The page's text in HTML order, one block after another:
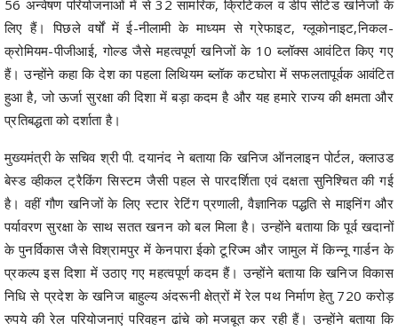
56 अन्वेषण परियोजनाओं में से 32 सामरिक, क्रिटिकल व डीप सीटेड खनिजों के
लिए हैं। पिछले वर्षों में ई-नीलामी के माध्यम से ग्रेफाइट, ग्लूकोनाइट,निकल-
क्रोमियम-पीजीआई, गोल्ड जैसे महत्वपूर्ण खनिजों के 10 ब्लॉक्स आवंटित किए गए
हैं। उन्होंने कहा कि देश का पहला लिथियम ब्लॉक कटघोरा में सफलतापूर्वक आवंटित
हुआ है, जो ऊर्जा सुरक्षा की दिशा में बड़ा कदम है और यह हमारे राज्य की क्षमता और
प्रतिबद्धता को दर्शाता है।
मुख्यमंत्री के सचिव श्री पी. दयानंद ने बताया कि खनिज ऑनलाइन पोर्टल, क्लाउड
बेस्ड व्हीकल ट्रैकिंग सिस्टम जैसी पहल से पारदर्शिता एवं दक्षता सुनिश्चित की गई
है। वहीं गौण खनिजों के लिए स्टार रेटिंग प्रणाली, वैज्ञानिक पद्धति से माइनिंग और
पर्यावरण सुरक्षा के साथ सतत खनन को बल मिला है। उन्होंने बताया कि पूर्व खदानों
के पुनर्विकास जैसे विश्रामपुर में केनपारा ईको टूरिज्म और जामुल में किन्नू गार्डन के
प्रकल्प इस दिशा में उठाए गए महत्वपूर्ण कदम हैं। उन्होंने बताया कि खनिज विकास
निधि से प्रदेश के खनिज बाहुल्य अंदरूनी क्षेत्रों में रेल पथ निर्माण हेतु 720 करोड़
रुपये की रेल परियोजनाएं परिवहन ढांचे को मजबूत कर रही हैं। उन्होंने बताया कि